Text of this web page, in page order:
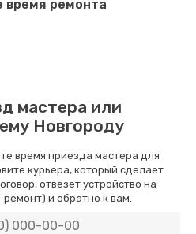
время ремонта
мастера или
Новгороду
время приезда мастера для
курьера, который сделает
отвезет устройство на
и обратно к вам.